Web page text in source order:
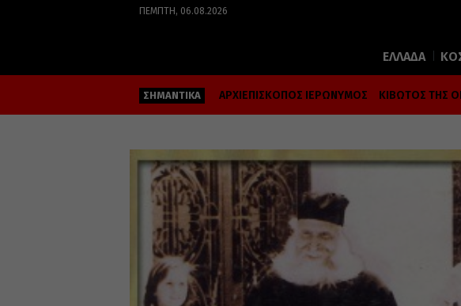
ΠΈΜΠΤΗ, 06.08.2026
ΕΛΛΑΔΑ
ΣΗΜΑΝΤΙΚΑ ΑΡΧΙΕΠΙΣΚΟΠΟΣ ΙΕΡΩΝΥΜΟΣ ΚΙΒΩΤΟΣ ΤΗΣ